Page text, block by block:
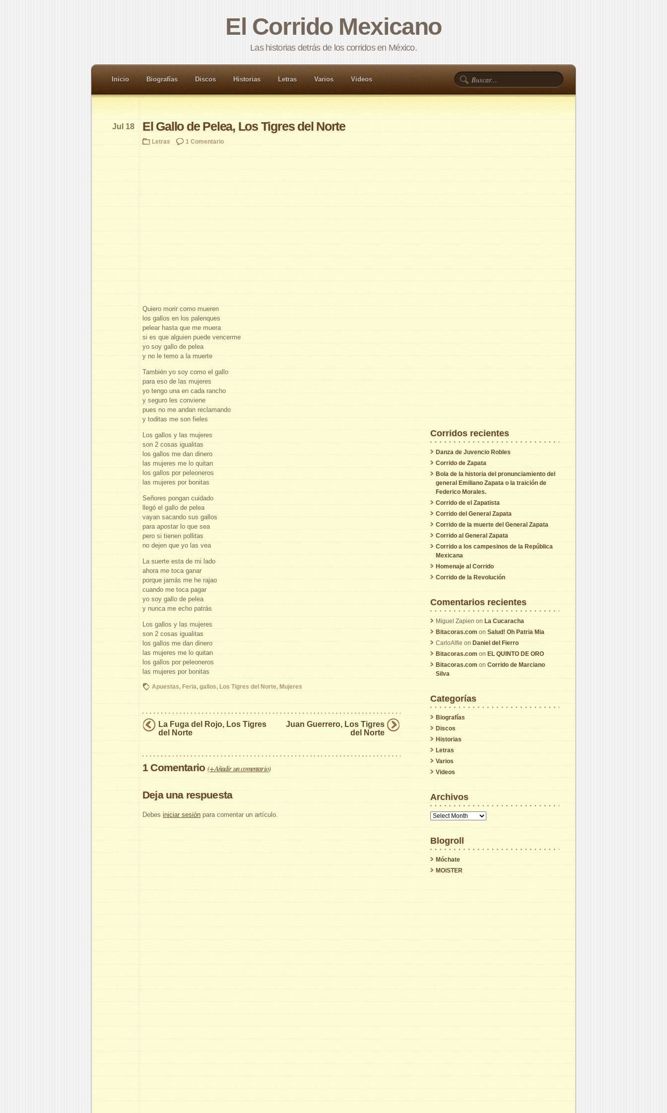
El Corrido Mexicano
Las historias detrás de los corridos en México.
Inicio Biografías Discos Historias Letras Varios Videos
El Gallo de Pelea, Los Tigres del Norte
Jul 18
Letras 1 Comentario
Quiero morir como mueren
los gallos en los palenques
pelear hasta que me muera
si es que alguien puede vencerme
yo soy gallo de pelea
y no le temo a la muerte
También yo soy como el gallo
para eso de las mujeres
yo tengo una en cada rancho
y seguro les conviene
pues no me andan reclamando
y toditas me son fieles
Los gallos y las mujeres
son 2 cosas igualitas
los gallos me dan dinero
las mujeres me lo quitan
los gallos por peleoneros
las mujeres por bonitas
Señores pongan cuidado
llegó el gallo de pelea
vayan sacando sus gallos
para apostar lo que sea
pero si tienen pollitas
no dejen que yo las vea
La suerte esta de mi lado
ahora me toca ganar
porque jamás me he rajao
cuando me toca pagar
yo soy gallo de pelea
y nunca me echo patrás
Los gallos y las mujeres
son 2 cosas igualitas
los gallos me dan dinero
las mujeres me lo quitan
los gallos por peleoneros
las mujeres por bonitas
Apuestas, Feria, gallos, Los Tigres del Norte, Mujeres
La Fuga del Rojo, Los Tigres
del Norte
Juan Guerrero, Los Tigres
del Norte
1 Comentario(+Añadir un comentario)
Deja una respuesta
Debes iniciar sesión para comentar un artículo.
Corridos recientes
Danza de Juvencio Robles
Corrido de Zapata
Bola de la historia del pronunciamiento del
general Emiliano Zapata o la traición de
Federico Morales.
Corrido de el Zapatista
Corrido del General Zapata
Corrido de la muerte del General Zapata
Corrido al General Zapata
Corrido a los campesinos de la República
Mexicana
Homenaje al Corrido
Corrido de la Revolución
Comentarios recientes
Miguel Zapien on La Cucaracha
Bitacoras.com on Salud! Oh Patria Mia
CarloAlfie on Daniel del Fierro
Bitacoras.com on EL QUINTO DE ORO
Bitacoras.com on Corrido de Marciano
Silva
Categorías
Biografías
Discos
Historias
Letras
Varios
Videos
Archivos
Archivos
Blogroll
Móchate
MOiSTER